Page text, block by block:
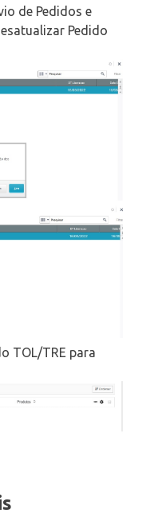
de Pedidos e
Pedido
TOL/TRE para